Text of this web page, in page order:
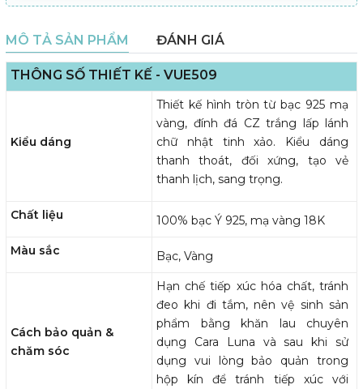
MÔ TẢ SẢN PHẨM ĐÁNH GIÁ
THÔNG SỐ THIẾT KẾ - VUE509
Kiểu dáng
Thiết kế hình tròn từ bạc 925 mạ
vàng, đính đá CZ trắng lấp lánh
chữ nhật tinh xảo. Kiểu dáng
thanh thoát, đối xứng, tạo vẻ
thanh lịch, sang trọng.
Chất liệu 100% bạc Ý 925, mạ vàng 18K
Màu sắc Bạc, Vàng
Cách bảo quản &
chăm sóc
Hạn chế tiếp xúc hóa chất, tránh
đeo khi đi tắm, nên vệ sinh sản
phẩm bằng khăn lau chuyên
dụng Cara Luna và sau khi sử
dụng vui lòng bảo quản trong
hộp kín để tránh tiếp xúc với